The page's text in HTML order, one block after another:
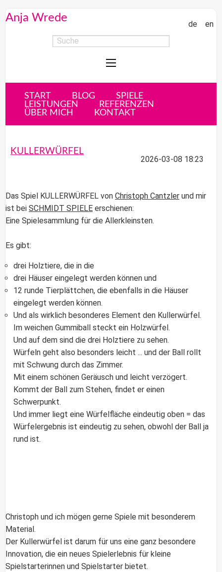
Anja Wrede de en
START BLOG
SPIELE
LEISTUNGEN
REFERENZEN
ÜBER MICH
KONTAKT
2026-03-08 18:23
KULLERWÜRFEL
Das Spiel KULLERWÜRFEL von Christoph Cantzler und mir
ist bei SCHMIDT SPIELE erschienen:
Eine Spielesammlung für die Allerkleinsten.
Es gibt:
drei Holztiere, die in die
drei Häuser eingelegt werden können und
12 runde Tierplättchen, die ebenfalls in die Häuser
eingelegt werden können.
Und als wirklich besonderes Element den Kullerwürfel .
Im weichen Gummiball steckt ein Holzwürfel.
Und auf dem sind die drei Holztiere zu sehen.
Würfeln geht also besonders leicht ... und der Ball rollt
mit Schwung durch das Zimmer.
Mit einem schönen Geräusch und leicht verzögert.
Kommt der Ball zum Stehen, findet er einen
Schwerpunkt.
Und immer liegt eine Würfelfläche eindeutig oben = das
Würfelergebnis ist eindeutig zu sehen, obwohl der Ball ja
rund ist.
Christoph und ich mögen gerne Spiele mit besonderem
Material.
Der Kullerwürfel ist darum für uns eine ganz besondere
Innovation, die ein neues Spielerlebnis für kleine
Spielstarterinnen und Spielstarter bietet.